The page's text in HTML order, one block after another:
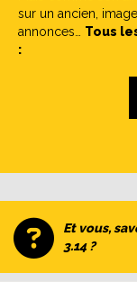
sur un ancien,
annonces… Tous
:
Et vous,
3.14 ?